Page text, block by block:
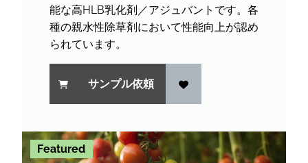
能な高HLB乳化剤／アジュバントです。各
種の親水性除草剤において性能向上が認め
られています。
サンプル依頼
Featured